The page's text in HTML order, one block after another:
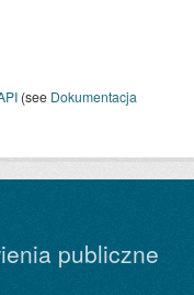
(see Dokumentacja
publiczne